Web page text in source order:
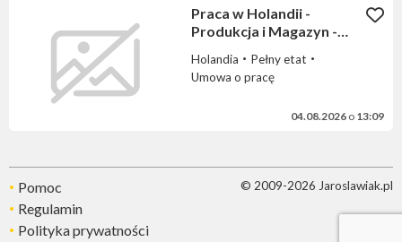
Praca w Holandii -
Produkcja i Magazyn -
Holandia
Pełny etat
Umowa o pracę
04.08.2026 o 13:09
Pomoc
Regulamin
Polityka prywatności
© 2009-2026 Jaroslawiak.pl